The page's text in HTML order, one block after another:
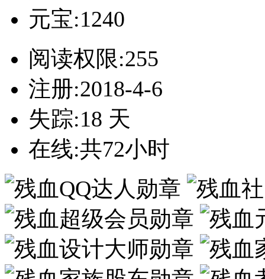
元宝:1240
阅读权限:255
注册:2018-4-6
失踪:18 天
在线:共72小时